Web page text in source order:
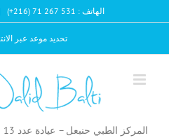
to
الهاتف : 531 267 71 (216+)
تحديد موعد عبر
المركز الطبي حنبعل – عيادة عدد 13